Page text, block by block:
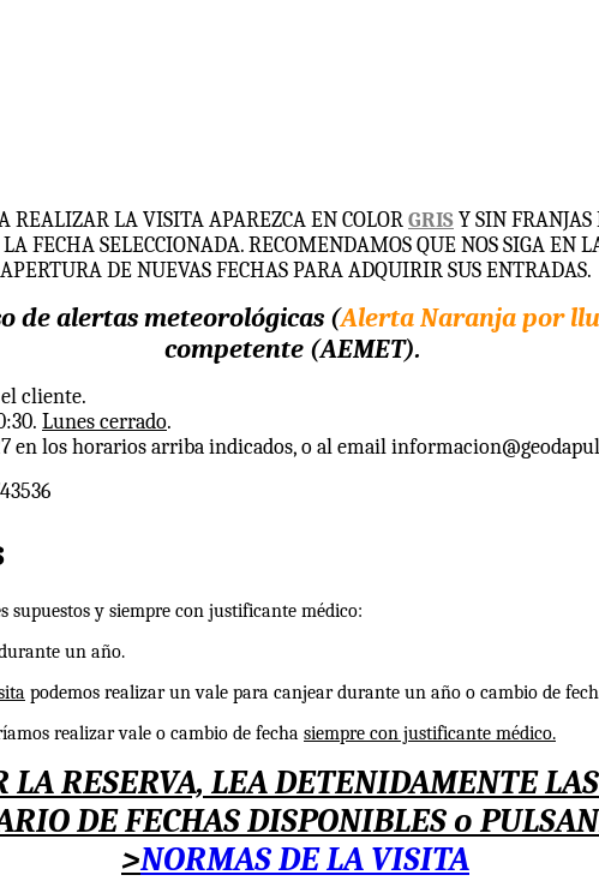
REALIZAR LA VISITA APAREZCA EN COLORGRISY SIN
FECHA SELECCIONADA. RECOMENDAMOS QUE NOS SIGA EN
APERTURA DE NUEVAS FECHAS PARA ADQUIRIR SUS ENTRADAS.
de alertas meteorológicas (Alerta Naranja por
competente (AEMET).
cliente.
Lunes cerrado.
en los horarios arriba indicados, o al email
supuestos y siempre con justificante médico:
un año.
podemos realizar un vale para canjear durante un año o cambio de
realizar vale o cambio de fecha siempre con justificante médico.
RESERVA, LEA DETENIDAMENTE
DE FECHAS DISPONIBLES o
>NORMAS DE LA VISITA